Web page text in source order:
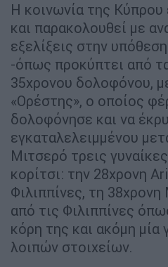
Η κοινωνία της Κύπρου
και παρακολουθεί με
εξελίξεις στην
-όπως προκύπτει από
35χρονου δολοφόνου,
«Ορέστης», ο οποίος
δολοφόνησε και να
εγκαταλελειμμένου
Μιτσερό τρεις
κορίτσι: την 28χρονη
Φιλιππίνες, τη
από τις Φιλιππίνες
κόρη της και ακόμη
λοιπών στοιχείων.